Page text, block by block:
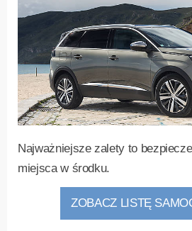
Najważniejsze zalety to
miejsca w środku.
ZOBACZ LISTĘ